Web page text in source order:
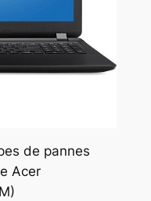
de pannes
Acer